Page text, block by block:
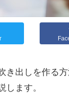
き出しを作る
します。